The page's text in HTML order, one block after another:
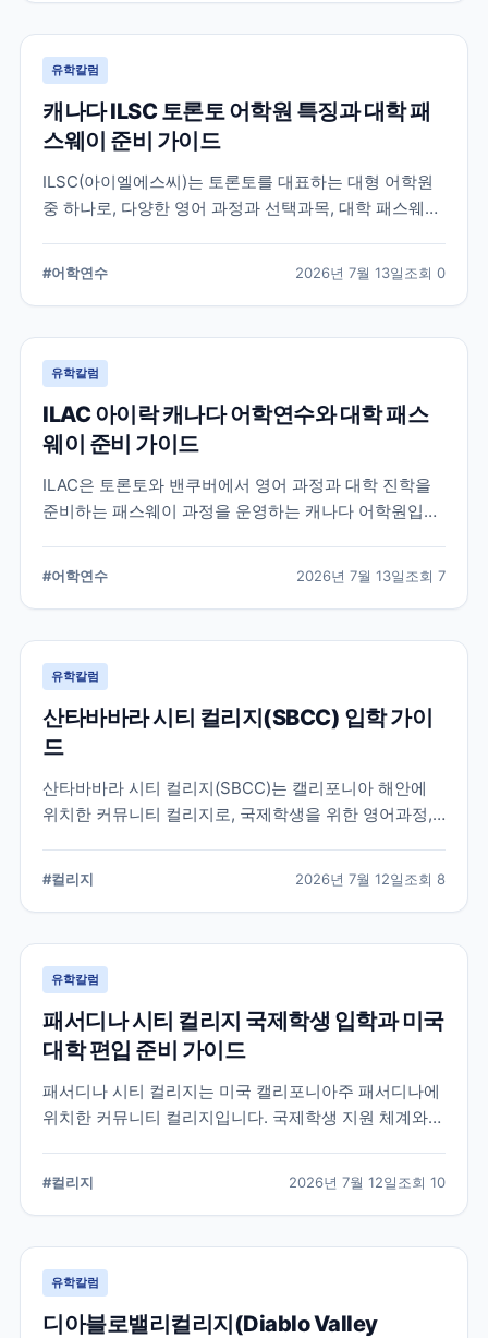
유학칼럼
캐나다 ILSC 토론토 어학원 특징과 대학 패
스웨이 준비 가이드
ILSC(아이엘에스씨)는 토론토를 대표하는 대형 어학원
중 하나로, 다양한 영어 과정과 선택과목, 대학 패스웨이
해야 할 주요 특징과 준비 사항을 정리했습니다.
#어학연수 2026년 7월 13일조회 0
유학칼럼
ILAC 아이락 캐나다 어학연수와 대학 패스
웨이 준비 가이드
ILAC은 토론토와 밴쿠버에서 영어 과정과 대학 진학을
준비하는 패스웨이 과정을 운영하는 캐나다 어학원입니
다.
#어학연수 2026년 7월 13일조회 7
유학칼럼
산타바바라 시티 컬리지(SBCC) 입학 가이
드
산타바바라 시티 컬리지(SBCC)는 캘리포니아 해안에
위치한 커뮤니티 컬리지로, 국제학생을 위한 영어과정,
서 확인해야 할 사항을 정리했습니다.
#컬리지 2026년 7월 12일조회 8
유학칼럼
패서디나 시티 컬리지 국제학생 입학과 미국
대학 편입 준비 가이드
패서디나 시티 컬리지는 미국 캘리포니아주 패서디나에
위치한 커뮤니티 컬리지입니다. 국제학생 지원 체계와
#컬리지 2026년 7월 12일조회 10
유학칼럼
디아블로밸리컬리지(Diablo Valley